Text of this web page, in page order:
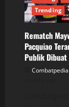
Trending
Rematch
Pacquiao
Publik
Combatpedia